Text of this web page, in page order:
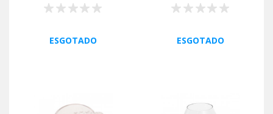
ESGOTADO ESGOTADO